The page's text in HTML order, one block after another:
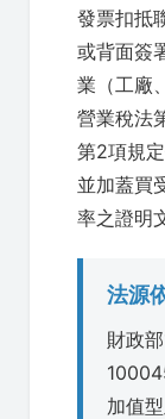
發票扣抵
或背面簽
業（工廠
營業稅法
第2項規
並加蓋買
率之證明
法源
財政
加值